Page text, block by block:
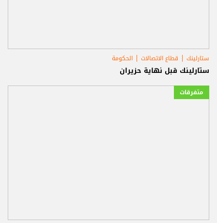
ستارلينك قطاع الاتصالات الحكومة
ستارلينك قبل نهاية حزيران
متفرقات